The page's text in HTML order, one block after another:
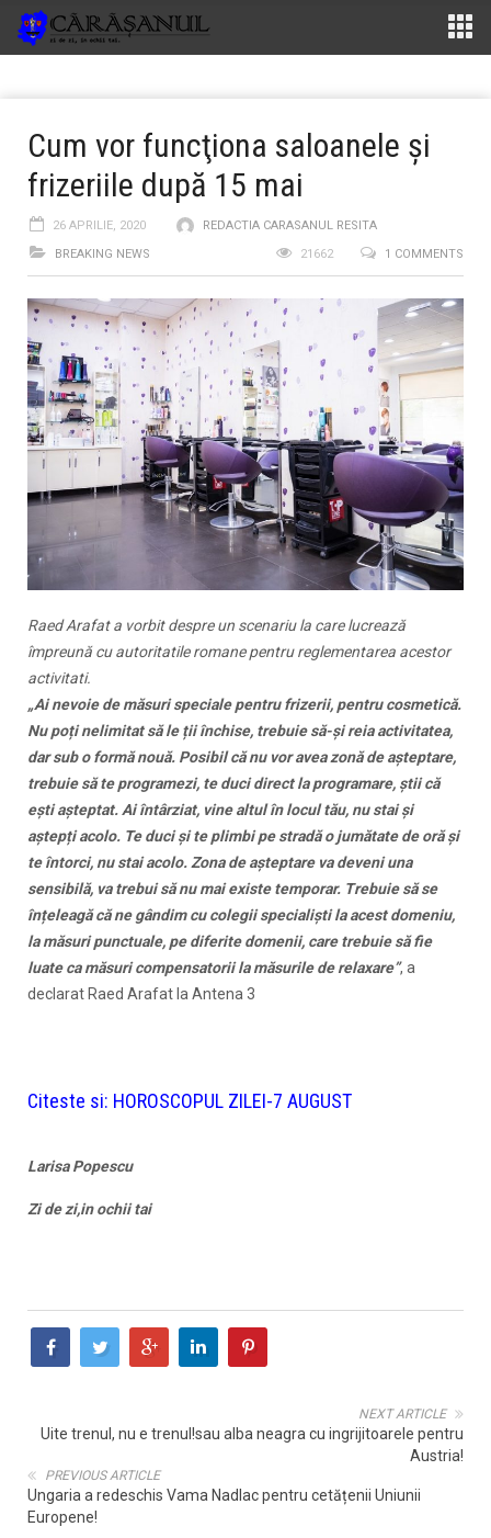
Cum vor funcţiona saloanele şi
frizeriile după 15 mai
26 APRILIE, 2020
REDACTIA CARASANUL RESITA
BREAKING NEWS
1 COMMENTS
21662
Raed Arafat a vorbit despre un scenariu la care lucrează
împreună cu autoritatile romane pentru reglementarea acestor
activitati.
„Ai nevoie de măsuri speciale pentru frizerii, pentru cosmetică.
Nu poți nelimitat să le ții închise, trebuie să-și reia activitatea,
dar sub o formă nouă. Posibil că nu vor avea zonă de așteptare,
trebuie să te programezi, te duci direct la programare, știi că
ești așteptat. Ai întârziat, vine altul în locul tău, nu stai și
aștepți acolo. Te duci și te plimbi pe stradă o jumătate de oră și
te întorci, nu stai acolo. Zona de așteptare va deveni una
sensibilă, va trebui să nu mai existe temporar. Trebuie să se
înțeleagă că ne gândim cu colegii specialiști la acest domeniu,
la măsuri punctuale, pe diferite domenii, care trebuie să fie
luate ca măsuri compensatorii la măsurile de relaxare”, a
declarat Raed Arafat la Antena 3
Citeste si: HOROSCOPUL ZILEI-7 AUGUST
Larisa Popescu
Zi de zi,in ochii tai
NEXT ARTICLE
Uite trenul, nu e trenul!sau alba neagra cu ingrijitoarele pentru
Austria!
PREVIOUS ARTICLE
Ungaria a redeschis Vama Nadlac pentru cetățenii Uniunii
Europene!